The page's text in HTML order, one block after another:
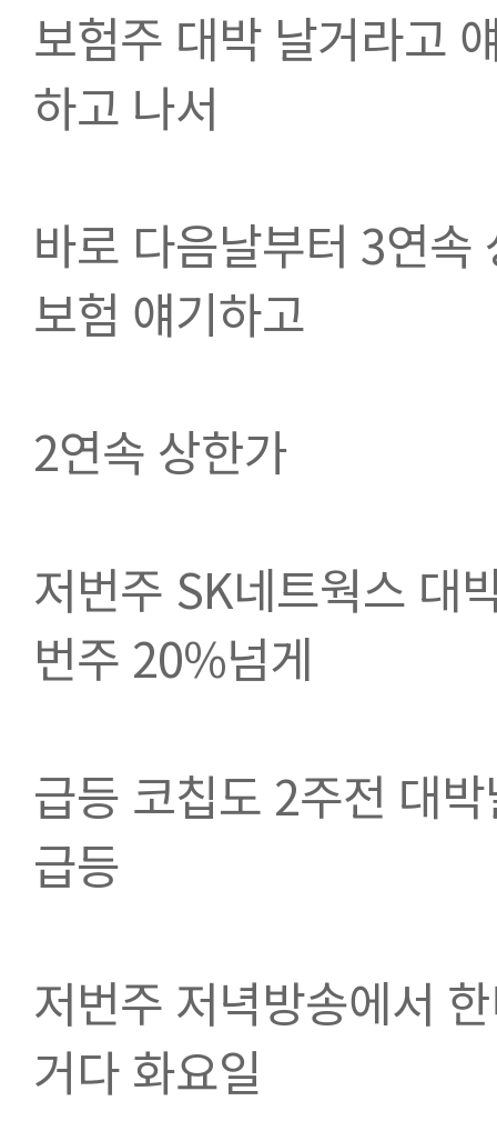
보험주 대박 날거라고
하고 나서
바로 다음날부터 3연
보험 얘기하고
2연속 상한가
저번주 SK네트웍스 대
번주 20%넘게
급등 코칩도 2주전 대
급등
저번주 저녁방송에서
거다 화요일